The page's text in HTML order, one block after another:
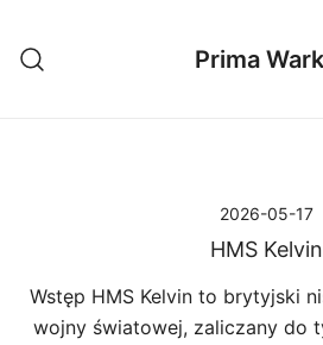
treści
Prima
2026-05-17
HMS Kelvin
Wstęp HMS Kelvin to brytyjski
wojny światowej, zaliczany do